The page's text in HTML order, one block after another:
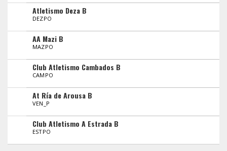
Atletismo Deza B
DEZPO
AA Mazi B
MAZPO
Club Atletismo Cambados B
CAMPO
At Ría de Arousa B
VEN_P
Club Atletismo A Estrada B
ESTPO